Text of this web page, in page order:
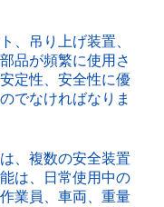
、吊り上げ装置、
品が頻繁に使用さ
定性、安全性に優
でなければなりま
、複数の安全装置
は、日常使用中の
業員、車両、重量